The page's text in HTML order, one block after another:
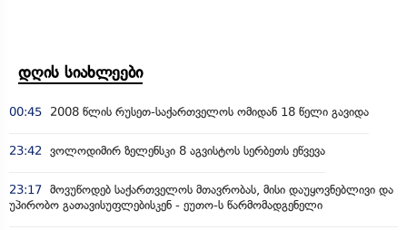
დღის სიახლეები
00:45 2008 წლის რუსეთ-საქართველოს ომიდან 18 წელი გავიდა
23:42 ვოლოდიმირ ზელენსკი 8 აგვისტოს სერბეთს ეწვევა
23:17 მოვუწოდებ საქართველოს მთავრობას, მისი დაუყოვნებლივი და
უპირობო გათავისუფლებისკენ - ეუთო-ს წარმომადგენელი